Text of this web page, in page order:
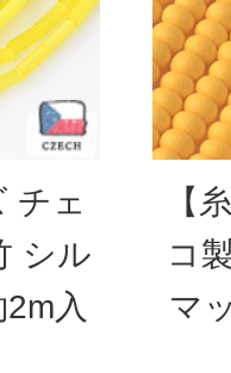
チェ
シル
入
【
コ
マ